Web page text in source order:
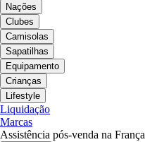
Nações
Clubes
Camisolas
Sapatilhas
Equipamento
Crianças
Lifestyle
Liquidação
Marcas
Assistência pós-venda na França